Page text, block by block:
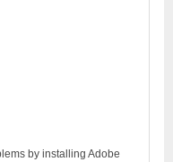
by installing Adobe